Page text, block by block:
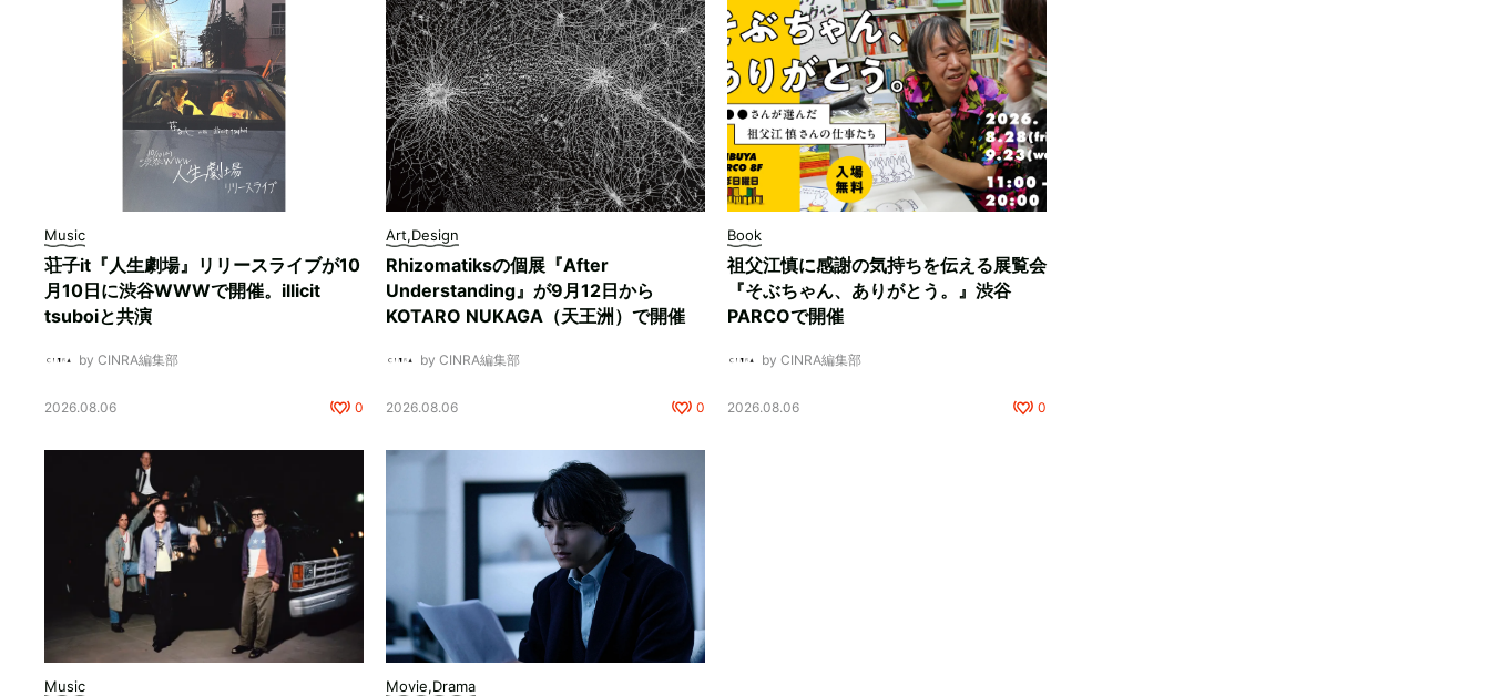
Music
荘子it『人生劇場』リリースライブが10
月10日に渋谷WWWで開催。illicit
tsuboiと共演
by CINRA編集部
2026.08.06 0
Art,Design
Rhizomatiksの個展『After
Understanding』が9月12日から
KOTARO NUKAGA（天王洲）で開催
by CINRA編集部
2026.08.06 0
Book
祖父江慎に感謝の気持ちを伝える展覧会
『そぶちゃん、ありがとう。』渋谷
PARCOで開催
by CINRA編集部
2026.08.06 0
Music Movie,Drama